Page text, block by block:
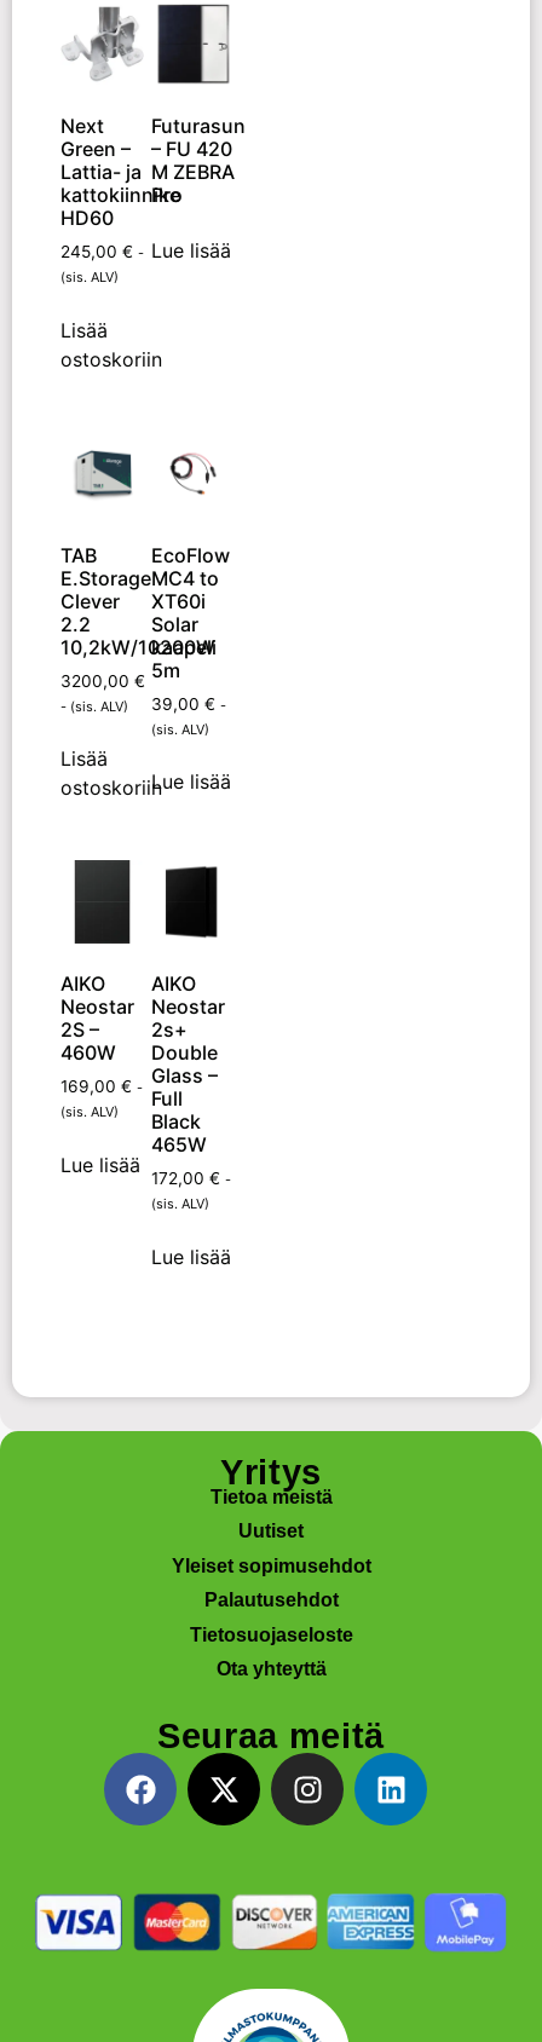
Next
Green –
Lattia- ja
kattokiinnike
HD60
245,00 € -
(sis. ALV)
Lisää
ostoskoriin
Futurasun
– FU 420
M ZEBRA
Pro
Lue lisää
TAB
E.Storage
Clever
2.2
10,2kW/10200W
3200,00 €
- (sis. ALV)
Lisää
ostoskoriin
EcoFlow
MC4 to
XT60i
Solar
kaapeli
5m
39,00 € -
(sis. ALV)
Lue lisää
AIKO
Neostar
2S –
460W
169,00 € -
(sis. ALV)
Lue lisää
AIKO
Neostar
2s+
Double
Glass –
Full
Black
465W
172,00 € -
(sis. ALV)
Lue lisää
Yritys
Tietoa meistä
Uutiset
Yleiset sopimusehdot
Palautusehdot
Tietosuojaseloste
Ota yhteyttä
Seuraa meitä